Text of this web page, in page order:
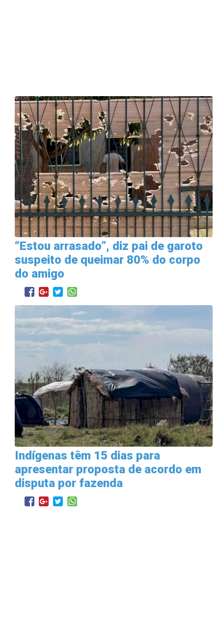
“Estou arrasado”, diz pai de garoto
suspeito de queimar 80% do corpo
do amigo
Indígenas têm 15 dias para
apresentar proposta de acordo em
disputa por fazenda